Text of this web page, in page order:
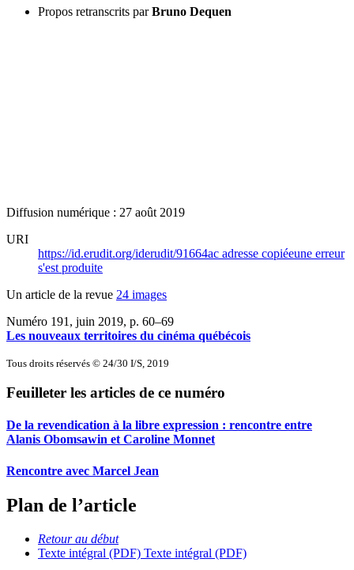
Propos retranscrits par Bruno Dequen
Diffusion numérique : 27 août 2019
URI
https://id.erudit.org/iderudit/91664ac adresse copiéeune erreur
s'est produite
Un article de la revue 24 images
Numéro 191, juin 2019, p. 60–69
Les nouveaux territoires du cinéma québécois
Tous droits réservés © 24/30 I/S, 2019
Feuilleter les articles de ce numéro
De la revendication à la libre expression : rencontre entre
Alanis Obomsawin et Caroline Monnet
Rencontre avec Marcel Jean
Plan de l’article
Retour au début
Texte intégral (PDF) Texte intégral (PDF)